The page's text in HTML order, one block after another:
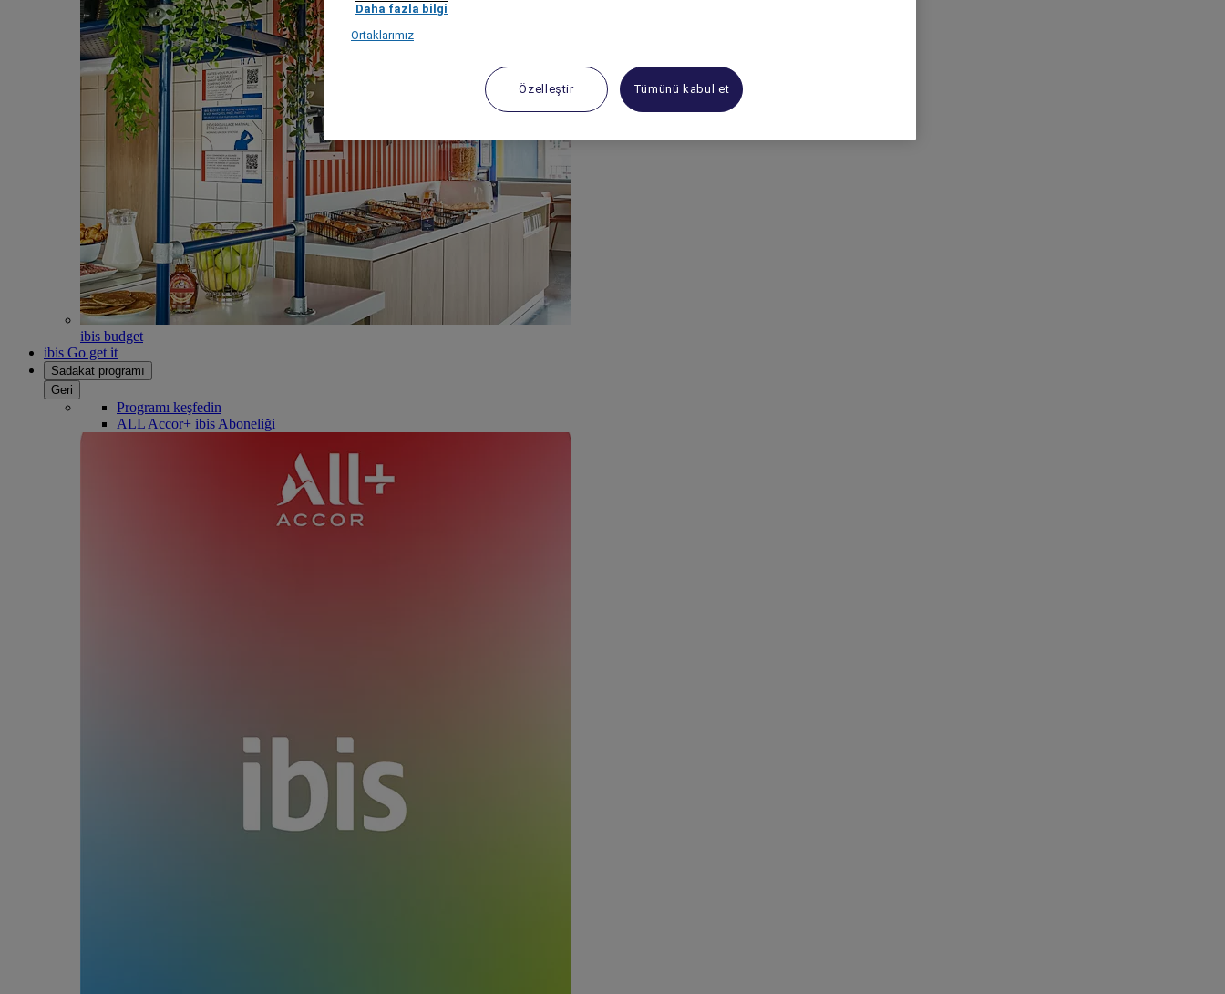
ibis budget
ibis Go get it
Sadakat programı
Geri
Programı keşfedin
ALL Accor+ ibis Aboneliği
Daha fazla bilgi
Ortaklarımız
Özelleştir Tümünü kabul et